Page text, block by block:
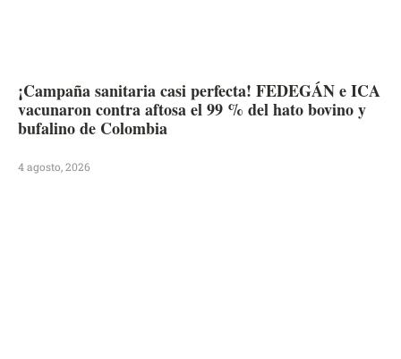
¡Campaña sanitaria casi perfecta! FEDEGÁN e ICA
vacunaron contra aftosa el 99 % del hato bovino y
bufalino de Colombia
4 agosto, 2026